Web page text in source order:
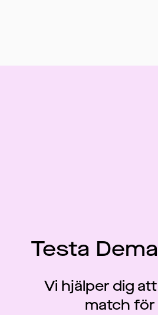
Testa
Vi hjälper dig
match för